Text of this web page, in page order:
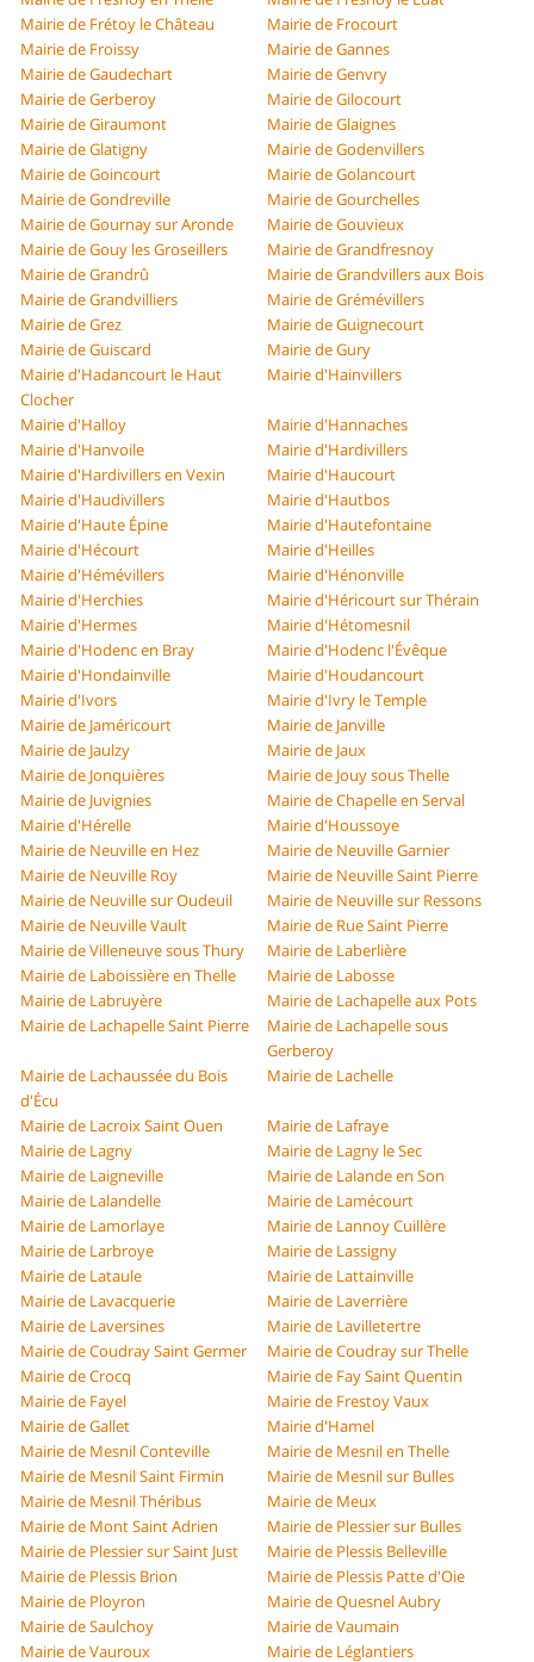
Mairie de Frétoy le Château
Mairie de Frocourt
Mairie de Froissy
Mairie de Gannes
Mairie de Gaudechart
Mairie de Genvry
Mairie de Gerberoy
Mairie de Gilocourt
Mairie de Giraumont
Mairie de Glaignes
Mairie de Glatigny
Mairie de Godenvillers
Mairie de Goincourt
Mairie de Golancourt
Mairie de Gondreville
Mairie de Gourchelles
Mairie de Gournay sur Aronde
Mairie de Gouvieux
Mairie de Gouy les Groseillers
Mairie de Grandfresnoy
Mairie de Grandrû
Mairie de Grandvillers aux Bois
Mairie de Grandvilliers
Mairie de Grémévillers
Mairie de Grez
Mairie de Guignecourt
Mairie de Guiscard
Mairie de Gury
Mairie d'Hadancourt le Haut
Clocher
Mairie d'Hainvillers
Mairie d'Halloy
Mairie d'Hannaches
Mairie d'Hanvoile
Mairie d'Hardivillers
Mairie d'Hardivillers en Vexin
Mairie d'Haucourt
Mairie d'Haudivillers
Mairie d'Hautbos
Mairie d'Haute Épine
Mairie d'Hautefontaine
Mairie d'Hécourt
Mairie d'Heilles
Mairie d'Hémévillers
Mairie d'Hénonville
Mairie d'Herchies
Mairie d'Héricourt sur Thérain
Mairie d'Hermes
Mairie d'Hétomesnil
Mairie d'Hodenc en Bray
Mairie d'Hodenc l'Évêque
Mairie d'Hondainville
Mairie d'Houdancourt
Mairie d'Ivors
Mairie d'Ivry le Temple
Mairie de Jaméricourt
Mairie de Janville
Mairie de Jaulzy
Mairie de Jaux
Mairie de Jonquières
Mairie de Jouy sous Thelle
Mairie de Juvignies
Mairie de Chapelle en Serval
Mairie d'Hérelle
Mairie d'Houssoye
Mairie de Neuville en Hez
Mairie de Neuville Garnier
Mairie de Neuville Roy
Mairie de Neuville Saint Pierre
Mairie de Neuville sur Oudeuil
Mairie de Neuville sur Ressons
Mairie de Neuville Vault
Mairie de Rue Saint Pierre
Mairie de Villeneuve sous Thury
Mairie de Laberlière
Mairie de Laboissière en Thelle
Mairie de Labosse
Mairie de Labruyère
Mairie de Lachapelle aux Pots
Mairie de Lachapelle Saint Pierre
Mairie de Lachapelle sous
Gerberoy
Mairie de Lachaussée du Bois
d'Écu
Mairie de Lachelle
Mairie de Lacroix Saint Ouen
Mairie de Lafraye
Mairie de Lagny
Mairie de Lagny le Sec
Mairie de Laigneville
Mairie de Lalande en Son
Mairie de Lalandelle
Mairie de Lamécourt
Mairie de Lamorlaye
Mairie de Lannoy Cuillère
Mairie de Larbroye
Mairie de Lassigny
Mairie de Lataule
Mairie de Lattainville
Mairie de Lavacquerie
Mairie de Laverrière
Mairie de Laversines
Mairie de Lavilletertre
Mairie de Coudray Saint Germer
Mairie de Coudray sur Thelle
Mairie de Crocq
Mairie de Fay Saint Quentin
Mairie de Fayel
Mairie de Frestoy Vaux
Mairie de Gallet
Mairie d'Hamel
Mairie de Mesnil Conteville
Mairie de Mesnil en Thelle
Mairie de Mesnil Saint Firmin
Mairie de Mesnil sur Bulles
Mairie de Mesnil Théribus
Mairie de Meux
Mairie de Mont Saint Adrien
Mairie de Plessier sur Bulles
Mairie de Plessier sur Saint Just
Mairie de Plessis Belleville
Mairie de Plessis Brion
Mairie de Plessis Patte d'Oie
Mairie de Ployron
Mairie de Quesnel Aubry
Mairie de Saulchoy
Mairie de Vaumain
Mairie de Vauroux
Mairie de Léglantiers